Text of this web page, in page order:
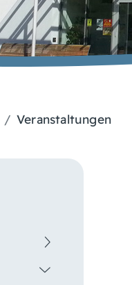
Veranstaltungen